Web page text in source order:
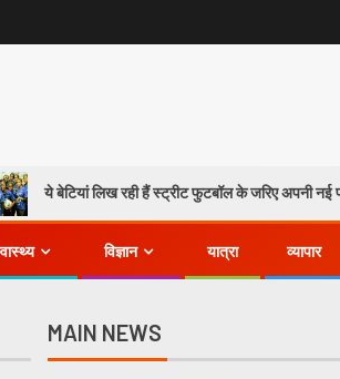
लिख रही हैं स्ट्रीट फुटबॉल के जरिए अपनी नई पहचान
विज्ञान यात्रा व्यापार
MAIN NEWS